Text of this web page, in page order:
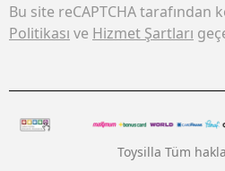
Bu site reCAPTCHA tarafından
Politikası ve Hizmet Şartları
Toysilla Tüm